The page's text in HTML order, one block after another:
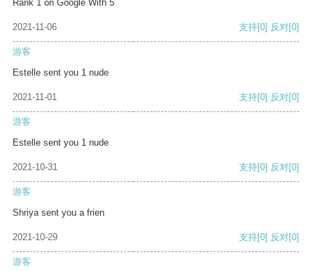
Rank 1 on Google With 5
2021-11-06 支持[0] 反对[0]
游客
Estelle sent you 1 nude
2021-11-01 支持[0] 反对[0]
游客
Estelle sent you 1 nude
2021-10-31 支持[0] 反对[0]
游客
Shriya sent you a frien
2021-10-29 支持[0] 反对[0]
游客